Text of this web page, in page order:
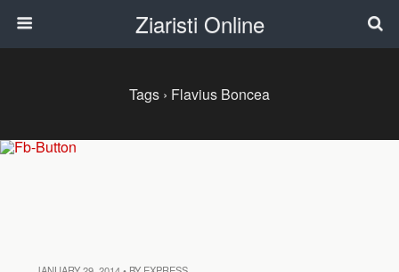
Ziaristi Online
Tags › Flavius Boncea